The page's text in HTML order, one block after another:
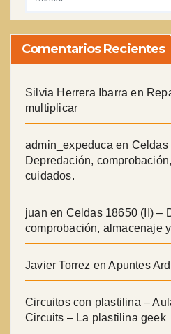
Comentarios Recientes
Silvia Herrera Ibarra en
multiplicar
admin_expeduca en Celdas
Depredación,
cuidados.
juan en Celdas 18650 (II) –
comprobación, almacenaje
Javier Torrez enApuntes
Circuitos con plastilina –
Circuits – La plastilina geek